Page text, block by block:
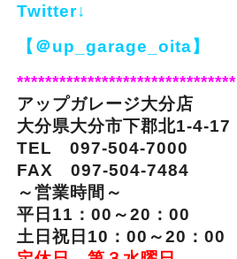
Twitter↓
【＠up_garage_oita】
*******************************
アップガレージ大分店
大分県大分市下郡北1-4-17
TEL 097-504-7000
FAX 097-504-7484
～営業時間～
平日11：00～20：00
土日祝日10：00～20：00